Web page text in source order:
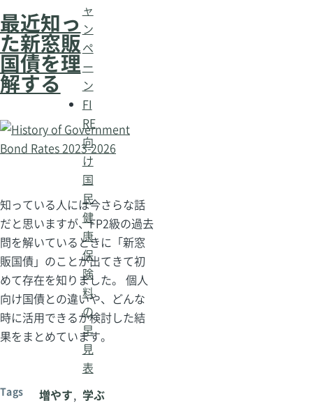
最近知っ
た新窓販
国債を理
解する
知っている人には今さらな話
だと思いますが、FP2級の過去
問を解いているときに「新窓
販国債」のことが出てきて初
めて存在を知りました。 個人
向け国債との違いや、どんな
時に活用できるか検討した結
果をまとめています。
Tags 増やす 学ぶ
ャ
ン
ペ
ー
ン
FI
RE
向
け
国
民
健
康
保
険
料
の
早
見
表